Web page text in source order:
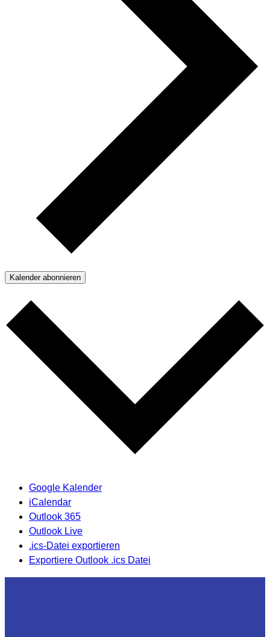
Kalender abonnieren
Google Kalender
iCalendar
Outlook 365
Outlook Live
.ics-Datei exportieren
Exportiere Outlook .ics Datei